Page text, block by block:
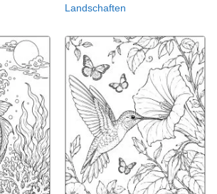
Landschaften